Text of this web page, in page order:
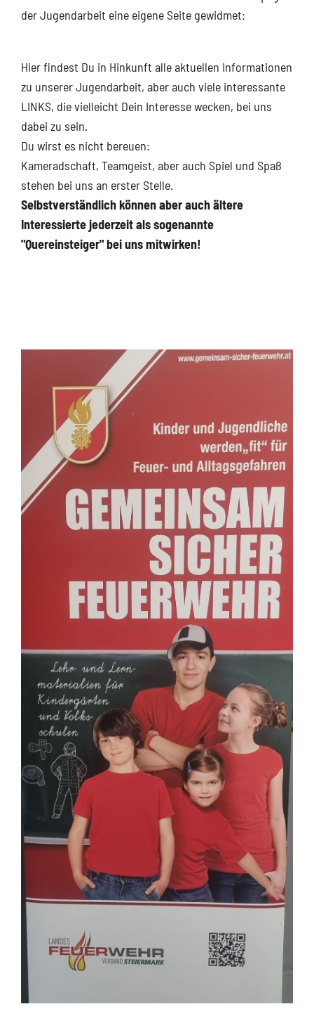
der Jugendarbeit eine eigene Seite gewidmet:
Hier findest Du in Hinkunft alle aktuellen Informationen
zu unserer Jugendarbeit, aber auch viele interessante
LINKS, die vielleicht Dein Interesse wecken, bei uns
dabei zu sein.
Du wirst es nicht bereuen:
Kameradschaft, Teamgeist, aber auch Spiel und Spaß
stehen bei uns an erster Stelle.
Selbstverständlich können aber auch ältere
Interessierte jederzeit als sogenannte
"Quereinsteiger" bei uns mitwirken!